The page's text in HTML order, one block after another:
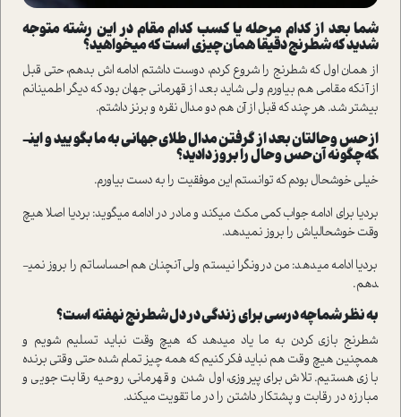
شما بعد از کدام مرحله یا کسب کدام مقام در این رشته متوجه
شدید که شطرنج دقیقا همان چیزی استکه می­خواهید؟
از همان اول که شطرنج را شروع کردم، دوست داشتم ادامه­ اش بدهم، حتی قبل
از آنکه مقامی هم بیاورم ولی شاید بعد از قهرمانی جهان بود که دیگر اطمینانم
بیشتر شد. هر چند که قبل از آن هم دو مدال نقره و برنز داشتم.
از حس و حالتان بعد از گرفتن مدال طلای جهانی به ما بگویید و این­
که چگونه آن حس و حال را بروز ­دادید؟
خیلی خوشحال بودم که توانستم این موفقیت را به دست بیاورم.
بردیا برای ادامه جواب کمی مکث می­کند و مادر­ در ادامه می­گوید: بردیا اصلا هیچ
وقت خوشحالی­اش را بروز نمی­دهد.
بردیا ادامه می­دهد: من درونگرا نیستم ولی آن­چنان هم احساساتم را بروز نمی­
دهم.
به نظر شما چه درسی برای زندگی در دل شطرنج نهفته است؟
شطرنج بازی کردن به ما یاد می­دهد که هیچ وقت نباید تسلیم شویم و
همچنین هیچ وقت هم نباید فکر کنیم که همه چیز تمام شده حتی وقتی برنده
بازی هستیم. تلاش برای پیروزی، اول شدن و قهرمانی، روحیه رقابت­ جویی و
مبارزه در رقابت و پشتکار داشتن را در ما تقویت می­کند.